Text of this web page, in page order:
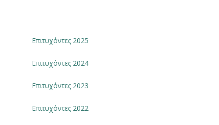
Επιτυχόντες 2025
Επιτυχόντες 2024
Επιτυχόντες 2023
Επιτυχόντες 2022